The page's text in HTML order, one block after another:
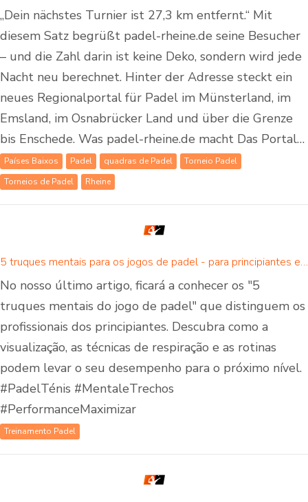
„Dein nächstes Turnier ist 27,3 km entfernt.“ Mit
diesem Satz begrüßt padel-rheine.de seine Besucher
– und die Zahl darin ist keine Deko, sondern wird jede
Nacht neu berechnet. Hinter der Adresse steckt ein
neues Regionalportal für Padel im Münsterland, im
Emsland, im Osnabrücker Land und über die Grenze
bis Enschede. Was padel-rheine.de macht Das Portal…
Países Baixos Padel quadras de Padel
Torneio Padel
Torneios de Padel
Rheine
5 truques mentais para os jogos de padel - para principiantes e jogadores avançados de padel
No nosso último artigo, ficará a conhecer os "5
truques mentais do jogo de padel" que distinguem os
profissionais dos principiantes. Descubra como a
visualização, as técnicas de respiração e as rotinas
podem levar o seu desempenho para o próximo nível.
#PadelTénis #MentaleTrechos
#PerformanceMaximizar
Treinamento Padel